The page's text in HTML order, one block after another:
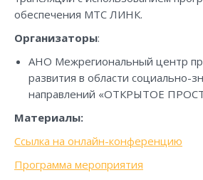
обеспечения МТС ЛИНК.
Организаторы:
АНО Межрегиональный центр
развития в области социально-
направлений «ОТКРЫТОЕ
Материалы:
Ссылка на онлайн-конференцию
Программа мероприятия